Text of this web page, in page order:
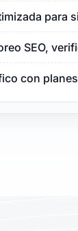
para
SEO,
con